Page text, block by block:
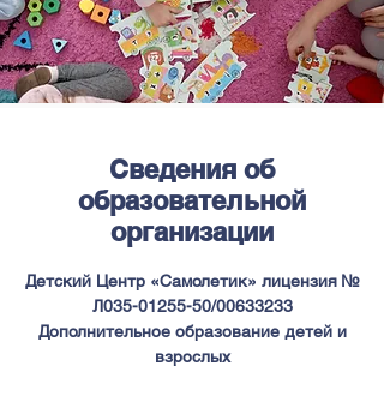
Сведения об
образовательной
организации
Детский Центр «Самолетик» лицензия №
Л035-01255-50/00633233
Дополнительное образование детей и
взрослых